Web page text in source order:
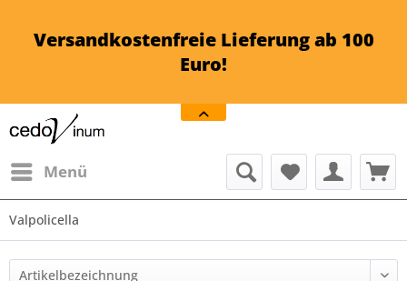
Versandkostenfreie Lieferung ab 100
Euro!
Menü
Valpolicella